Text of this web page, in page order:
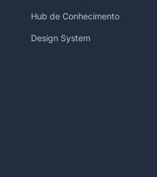
Hub de Conhecimento
Design System